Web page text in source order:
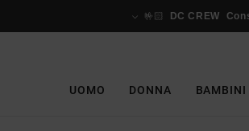
🤟🏻 DC CREW
UOMO DONNA BAMBINI